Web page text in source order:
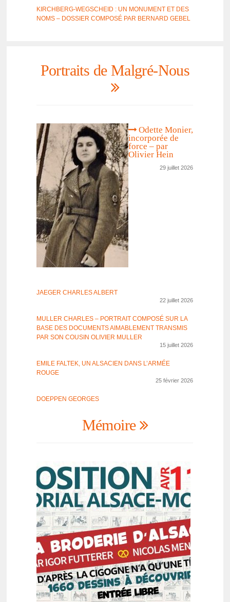
KIRCH­BERG-WEGSCHEID : UN MONU­MENT ET DES
NOMS – DOSSIER COMPOSÉ PAR BERNARD GEBEL
Portraits de Malgré-Nous
Odette Monier,
incor­po­rée de
force – par
Olivier Hein
29 juillet 2026
JAEGER CHARLES ALBERT
22 juillet 2026
MULLER CHARLES – PORTRAIT COMPOSÉ SUR LA
BASE DES DOCU­MENTS AIMA­BLE­MENT TRANS­MIS
PAR SON COUSIN OLIVIER MULLER
15 juillet 2026
EMILE FALTEK, UN ALSA­CIEN DANS L’AR­MÉE
ROUGE
25 février 2026
DOEP­PEN GEORGES
Mémoire